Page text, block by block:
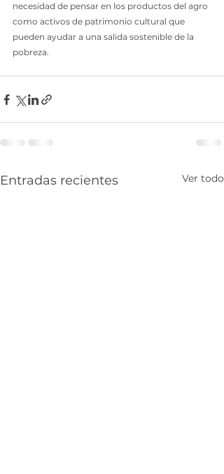
necesidad de pensar en los productos del agro
como activos de patrimonio cultural que
pueden ayudar a una salida sostenible de la
pobreza.
Entradas recientes Ver todo